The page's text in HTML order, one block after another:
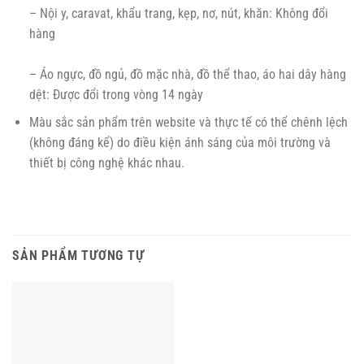
– Nội y, caravat, khẩu trang, kẹp, nơ, nút, khăn: Không đổi
hàng
– Áo ngực, đồ ngủ, đồ mặc nhà, đồ thể thao, áo hai dây hàng
dệt: Được đổi trong vòng 14 ngày
Màu sắc sản phẩm trên website và thực tế có thể chênh lệch
(không đáng kể) do điều kiện ánh sáng của môi trường và
thiết bị công nghệ khác nhau.
SẢN PHẨM TƯƠNG TỰ